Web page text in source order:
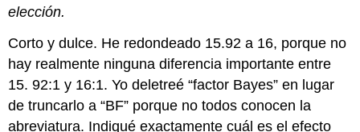
elección.
Corto y dulce. He redondeado 15.92 a 16, porque no
hay realmente ninguna diferencia importante entre
15. 92:1 y 16:1. Yo deletreé “factor Bayes” en lugar
de truncarlo a “BF” porque no todos conocen la
abreviatura. Indiqué exactamente cuál es el efecto